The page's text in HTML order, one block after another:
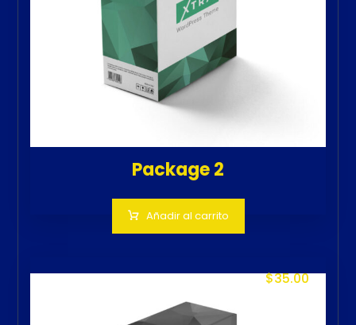
Package 2
Añadir al carrito
$35.00